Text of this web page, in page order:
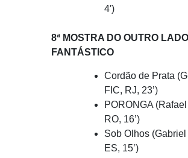
4′)
8ª MOSTRA DO OUTRO
FANTÁSTICO
Cordão de Prata
FIC, RJ, 23’)
PORONGA
RO, 16’)
Sob Olhos
ES, 15’)